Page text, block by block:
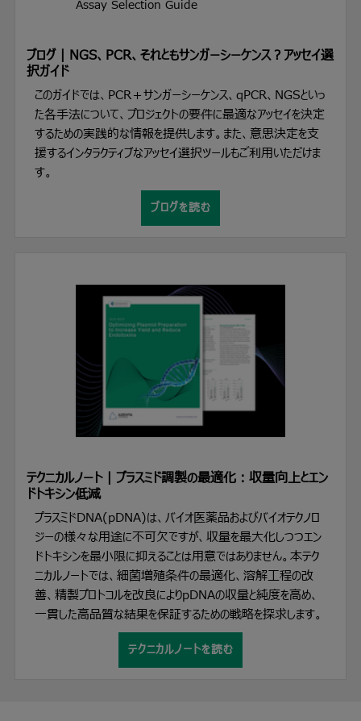
ブログ | NGS、PCR、それともサンガーシーケンス？アッセイ選
択ガイド
このガイドでは、PCR＋サンガーシーケンス、qPCR、NGSといっ
た各手法について、プロジェクトの要件に最適なアッセイを決定
するための実践的な情報を提供します。また、意思決定を支
援するインタラクティブなアッセイ選択ツールもご利用いただけま
す。
ブログを読む
テクニカルノート | プラスミド調製の最適化：収量向上とエン
ドトキシン低減
プラスミドDNA(pDNA)は、バイオ医薬品およびバイオテクノロ
ジーの様々な用途に不可欠ですが、収量を最大化しつつエン
ドトキシンを最小限に抑えることは用意ではありません。本テク
ニカルノートでは、細菌増殖条件の最適化、溶解工程の改
善、精製プロトコルを改良によりpDNAの収量と純度を高め、
一貫した高品質な結果を保証するための戦略を探求します。
テクニカルノートを読む